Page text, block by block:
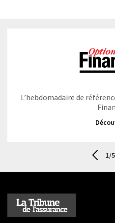
L’hebdomadaire de
1/5